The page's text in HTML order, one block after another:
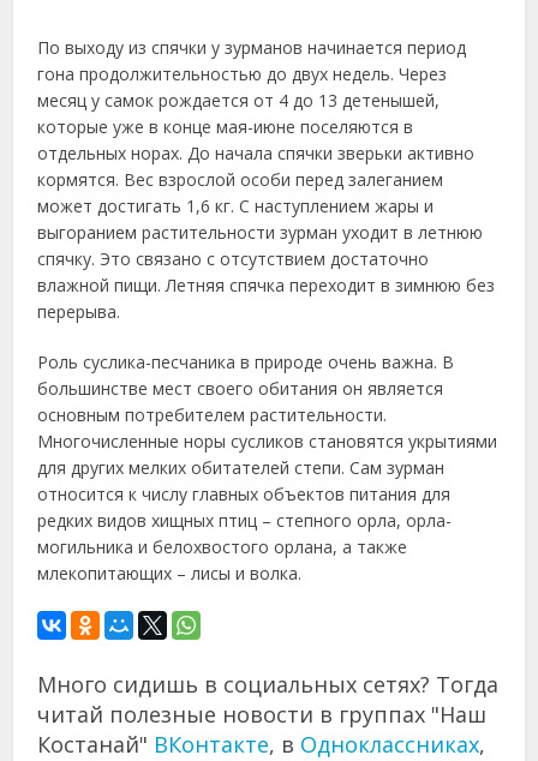
По выходу из спячки у зурманов начинается период
гона продолжительностью до двух недель. Через
месяц у самок рождается от 4 до 13 детенышей,
которые уже в конце мая-июне поселяются в
отдельных норах. До начала спячки зверьки активно
кормятся. Вес взрослой особи перед залеганием
может достигать 1,6 кг. С наступлением жары и
выгоранием растительности зурман уходит в летнюю
спячку. Это связано с отсутствием достаточно
влажной пищи. Летняя спячка переходит в зимнюю без
перерыва.
Роль суслика-песчаника в природе очень важна. В
большинстве мест своего обитания он является
основным потребителем растительности.
Многочисленные норы сусликов становятся укрытиями
для других мелких обитателей степи. Сам зурман
относится к числу главных объектов питания для
редких видов хищных птиц – степного орла, орла-
могильника и белохвостого орлана, а также
млекопитающих – лисы и волка.
Много сидишь в социальных сетях? Тогда
читай полезные новости в группах "Наш
Костанай" ВКонтакте, в Одноклассниках,